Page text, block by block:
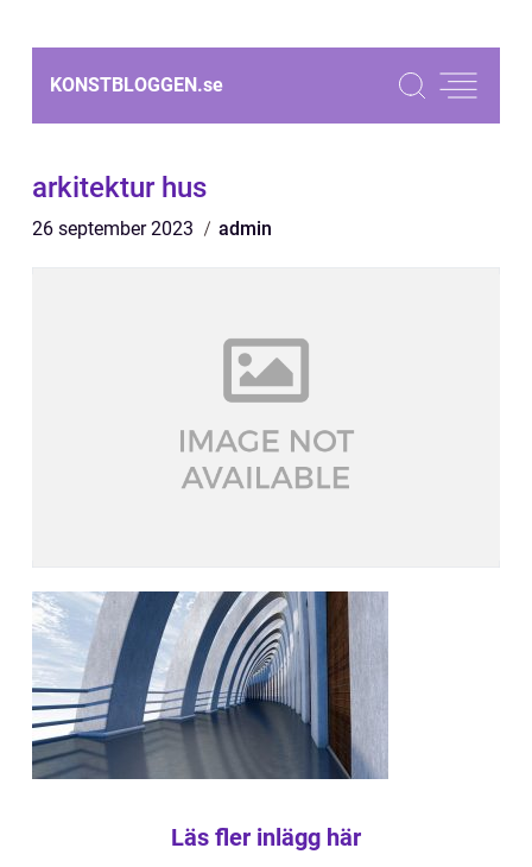
KONSTBLOGGEN.se
arkitektur hus
26 september 2023 admin
Läs fler inlägg här